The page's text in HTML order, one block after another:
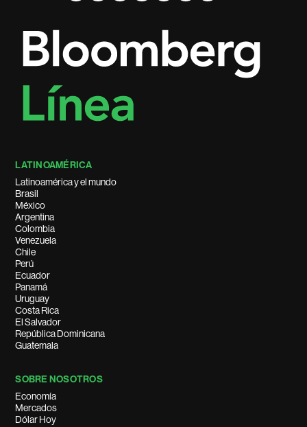
LATINOAMÉRICA
Latinoamérica y el mundo
Brasil
México
Argentina
Colombia
Venezuela
Chile
Perú
Ecuador
Panamá
Uruguay
Costa Rica
El Salvador
República Dominicana
Guatemala
SOBRE NOSOTROS
Economía
Mercados
Dólar Hoy